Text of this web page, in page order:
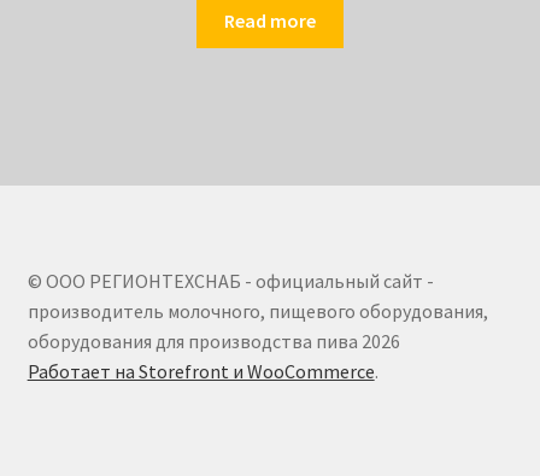
Read more
© ООО РЕГИОНТЕХСНАБ - официальный сайт -
производитель молочного, пищевого оборудования,
оборудования для производства пива 2026
Работает на Storefront и WooCommerce.